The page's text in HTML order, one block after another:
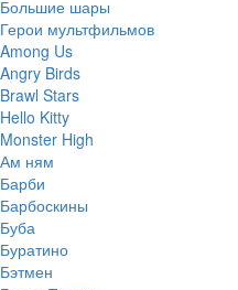
Большие шары
Герои мультфильмов
Among Us
Angry Birds
Brawl Stars
Hello Kitty
Monster High
Ам ням
Барби
Барбоскины
Буба
Буратино
Бэтмен